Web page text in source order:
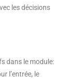
les décisions
dans le module:
l’entrée, le